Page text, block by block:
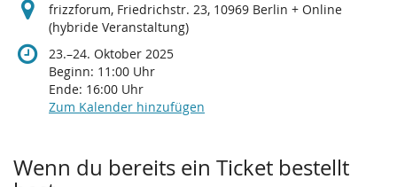
frizzforum, Friedrichstr. 23, 10969 Berlin + Online
(hybride Veranstaltung)
23.–bis
24. Oktober 2025
Beginn: 11:00 Uhr
Ende: 16:00 Uhr
Zum Kalender hinzufügen
Wenn du bereits ein Ticket bestellt